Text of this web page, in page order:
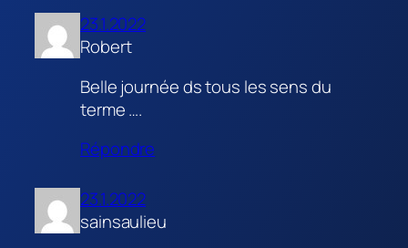
23.1.2022
Robert
Belle journée ds tous les sens du
terme ….
Répondre
23.1.2022
sainsaulieu